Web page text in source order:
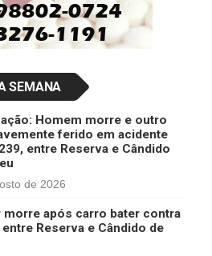
SEMANA
Homem morre e outro
ferido em acidente
entre Reserva e Cândido
de 2026
morre após carro bater contra
Reserva e Cândido de